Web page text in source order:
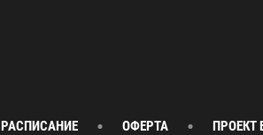
РАСПИСАНИЕ ОФЕРТА ПРОЕКТ